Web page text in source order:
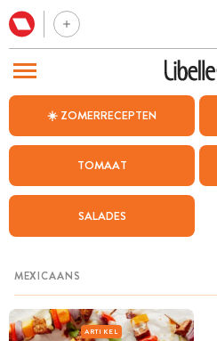
☀️ ZOMERRECEPTEN
TOMAAT
SALADES
ARTIKEL
BEZOEK ONZE ANDERE WEBSITES
WEEKMENU
CHAT MET MAIA
MIJN BEWAARDE RECEPTEN